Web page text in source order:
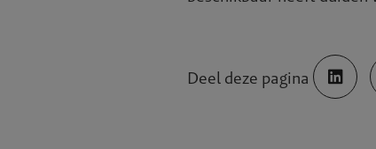
Deel deze pagina